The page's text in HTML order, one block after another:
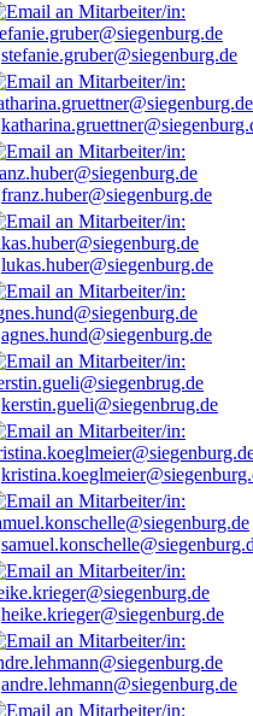
stefanie.gruber@siegenburg.de
franz.huber@siegenburg.de
lukas.huber@siegenburg.de
agnes.hund@siegenburg.de
kerstin.gueli@siegenbrug.de
heike.krieger@siegenburg.de
andre.lehmann@siegenburg.de